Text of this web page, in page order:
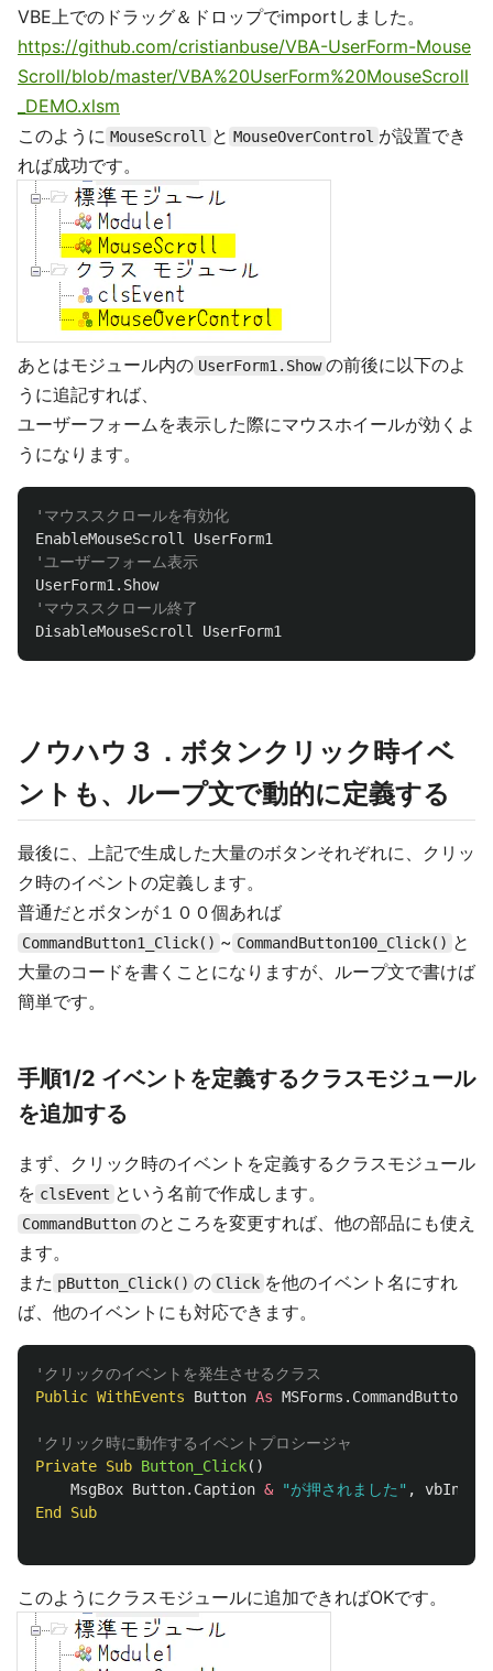
VBE上でのドラッグ＆ドロップでimportしました。
https://github.com/cristianbuse/VBA-UserForm-Mouse
Scroll/blob/master/VBA%20UserForm%20MouseScroll
_DEMO.xlsm
このように MouseScroll と MouseOverControl が設置でき
れば成功です。
あとはモジュール内の UserForm1.Show の前後に以下のよ
うに追記すれば、
ユーザーフォームを表示した際にマウスホイールが効くよ
うになります。
'マウススクロールを有効化
EnableMouseScroll
UserForm1
'ユーザーフォーム表示
UserForm1 . Show
'マウススクロール終了
DisableMouseScroll
UserForm1
ノウハウ３．ボタンクリック時イベ
ントも、ループ文で動的に定義する
最後に、上記で生成した大量のボタンそれぞれに、クリッ
ク時のイベントの定義します。
普通だとボタンが１００個あれば
CommandButton1_Click() ~ CommandButton100_Click() と
大量のコードを書くことになりますが、ループ文で書けば
簡単です。
手順1/2 イベントを定義するクラスモジュール
を追加する
まず、クリック時のイベントを定義するクラスモジュール
を clsEvent という名前で作成します。
CommandButton のところを変更すれば、他の部品にも使え
ます。
また pButton_Click() の Click を他のイベント名にすれ
ば、他のイベントにも対応できます。
'クリックのイベントを発生させるクラス
Public WithEvents Button As MSForms . CommandButton
'クリック時に動作するイベントプロシージャ
Private Sub Button_Click()
MsgBox Button. Caption & "が押されました" ,
End
Sub
このようにクラスモジュールに追加できればOKです。